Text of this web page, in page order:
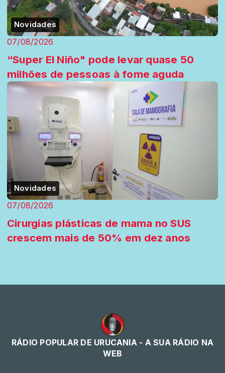
Novidades
07/08/2026
“Super El Niño" pode levar quase 50
milhões de pessoas à fome aguda
Novidades
07/08/2026
Cirurgias plásticas de mama no SUS
crescem mais de 50% em dez anos
RÁDIO POPULAR DE URUCANIA - A SUA RÁDIO NA
WEB